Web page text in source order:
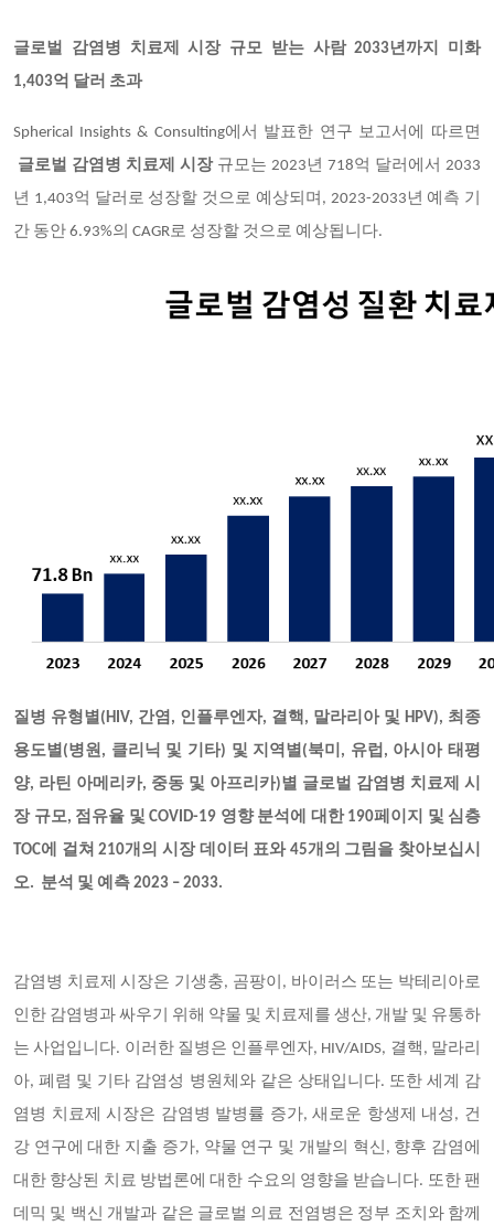
글로벌 감염병 치료제시장 규모 받는 사람2033년까지 미화
1,403억 달러 초과
Spherical Insights & Consulting에서 발표한 연구 보고서에 따르면
글로벌 감염병 치료제 시장 규모는 2023년 718억 달러에서 2033
년 1,403억 달러로 성장할 것으로 예상되며, 2023-2033년 예측 기
간 동안 6.93%의 CAGR로 성장할 것으로 예상됩니다.
질병 유형별(HIV, 간염, 인플루엔자, 결핵, 말라리아 및 HPV), 최종
용도별(병원, 클리닉 및 기타) 및 지역별(북미, 유럽, 아시아 태평
양, 라틴 아메리카, 중동 및 아프리카)별 글로벌 감염병 치료제 시
장 규모, 점유율 및 COVID-19 영향 분석 에 대한 190페이지 및 심층
TOC에 걸쳐 210개의 시장 데이터 표와 45개의 그림을 찾아보십시
오. 분석 및 예측 2023 – 2033.
감염병 치료제 시장은 기생충, 곰팡이, 바이러스 또는 박테리아로
인한 감염병과 싸우기 위해 약물 및 치료제를 생산, 개발 및 유통하
는 사업입니다. 이러한 질병은 인플루엔자, HIV/AIDS, 결핵, 말라리
아, 폐렴 및 기타 감염성 병원체와 같은 상태입니다. 또한 세계 감
염병 치료제 시장은 감염병 발병률 증가, 새로운 항생제 내성, 건
강 연구에 대한 지출 증가, 약물 연구 및 개발의 혁신, 향후 감염에
대한 향상된 치료 방법론에 대한 수요의 영향을 받습니다. 또한 팬
데믹 및 백신 개발과 같은 글로벌 의료 전염병은 정부 조치와 함께